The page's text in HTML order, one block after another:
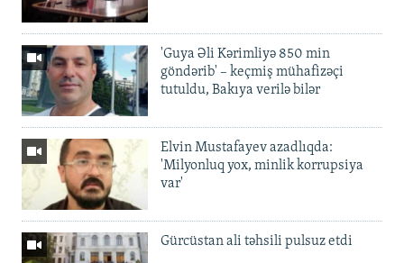
'Guya Əli Kərimliyə 850 min
göndərib' – keçmiş mühafizəçi
tutuldu, Bakıya verilə bilər
Elvin Mustafayev azadlıqda:
'Milyonluq yox, minlik korrupsiya
var'
Gürcüstan ali təhsili pulsuz etdi